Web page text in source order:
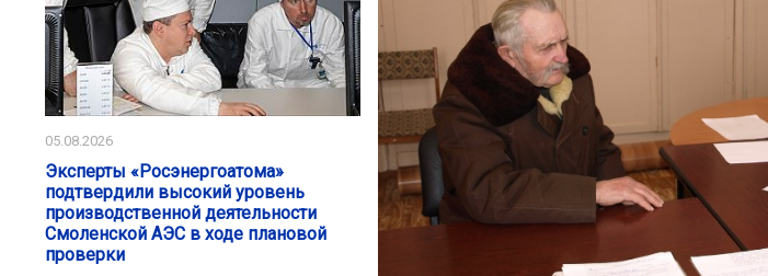
05.08.2026
Эксперты «Росэнергоатома»
подтвердили высокий уровень
производственной деятельности
Смоленской АЭС в ходе плановой
проверки